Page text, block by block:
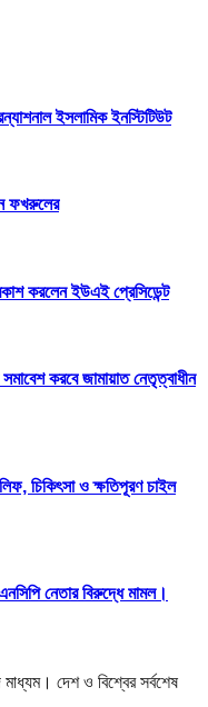
ইসলামিক ইনস্টিটিউট
ফখরুলের
করলেন ইউএই প্রেসিডেন্ট
করবে জামায়াত নেতৃত্বাধীন
চিকিৎসা ও ক্ষতিপূরণ চাইল
নেতার বিরুদ্ধে মামল।
দেশ ও বিশ্বের সর্বশেষ